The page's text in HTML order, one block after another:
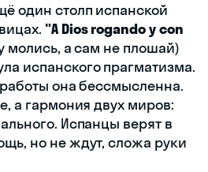
один столп испанской
"A Dios rogando y con
молись, а сам не плошай)
испанского прагматизма.
она бессмысленна.
а гармония двух миров:
Испанцы верят в
но не ждут, сложа руки